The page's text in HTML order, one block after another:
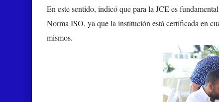
En este sentido, indicó que para la JCE es
Norma ISO, ya que la institución está certificada en
mismos.